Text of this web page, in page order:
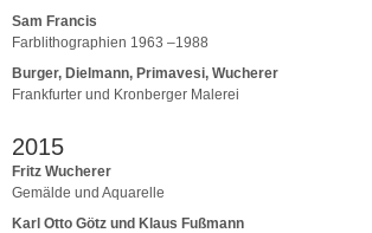
Sam Francis
Farblithographien 1963 –1988
Burger, Dielmann, Primavesi, Wucherer
Frankfurter und Kronberger Malerei
2015
Fritz Wucherer
Gemälde und Aquarelle
Karl Otto Götz und Klaus Fußmann